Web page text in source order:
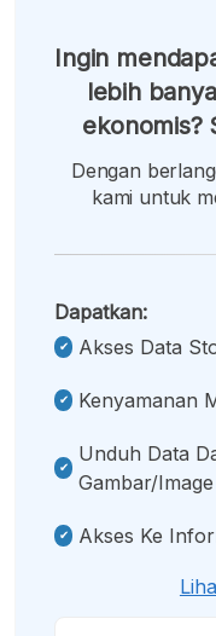
Ingin
lebih
ekonomis?
Dengan
kami untuk
Dapatkan:
Akses Data
Kenyamanan
Unduh Data
Gambar/image
Akses Ke